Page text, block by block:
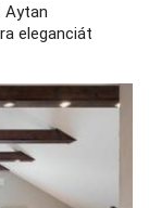
Aytan
eleganciát